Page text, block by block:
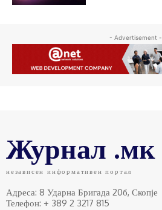
- Advertisement -
Журнал .мк
независен информативен портал
Адреса: 8 Ударна Бригада 20б, Скопје
Телефон: + 389 2 3217 815